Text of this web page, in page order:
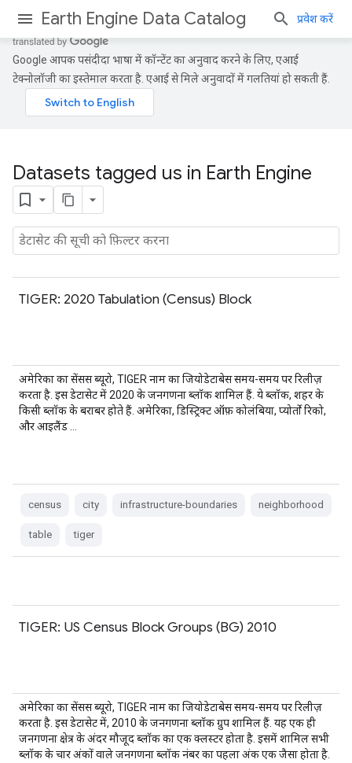
Earth Engine Data Catalog प्रवेश करें
Google आपकी पसंदीदा भाषा में कॉन्टेंट का अनुवाद करने के लिए, एआई
टेक्नोलॉजी का इस्तेमाल करता है. एआई से मिले अनुवादों में गलतियां हो सकती हैं.
Datasets tagged us in Earth Engine
TIGER: 2020 Tabulation (Census) Block
अमेरिका का सेंसस ब्यूरो, TIGER नाम का जियोडेटाबेस समय-समय पर रिलीज़
करता है. इस डेटासेट में 2020 के जनगणना ब्लॉक शामिल हैं. ये ब्लॉक, शहर के
किसी ब्लॉक के बराबर होते हैं. अमेरिका, डिस्ट्रिक्ट ऑफ़ कोलंबिया, प्योर्तो रिको,
और आइलैंड …
census city infrastructure-boundaries neighborhood
table tiger
TIGER: US Census Block Groups (BG) 2010
अमेरिका का सेंसस ब्यूरो, TIGER नाम का जियोडेटाबेस समय-समय पर रिलीज़
करता है. इस डेटासेट में, 2010 के जनगणना ब्लॉक ग्रुप शामिल हैं. यह एक ही
जनगणना क्षेत्र के अंदर मौजूद ब्लॉक का एक क्लस्टर होता है. इसमें शामिल सभी
ब्लॉक के चार अंकों वाले जनगणना ब्लॉक नंबर का पहला अंक एक जैसा होता है.